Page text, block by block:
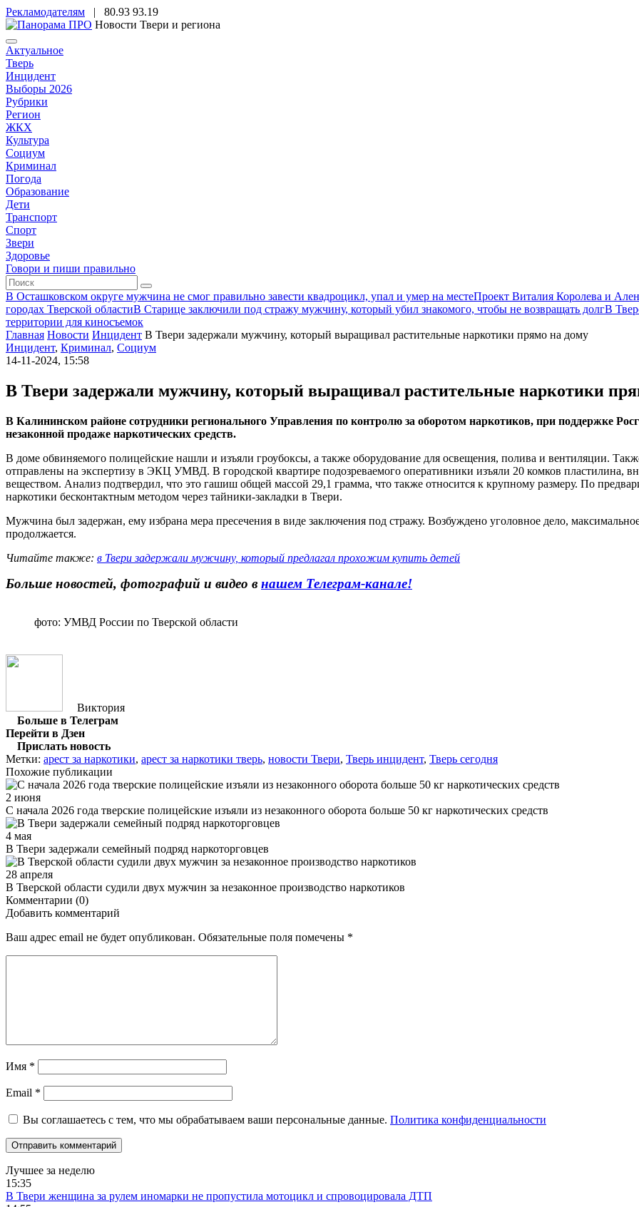
Рекламодателям | 80.93 93.19
Новости Твери и региона
Актуальное
Тверь
Инцидент
Выборы 2026
Рубрики
Регион
ЖКХ
Культура
Социум
Криминал
Погода
Образование
Дети
Транспорт
Спорт
Звери
Здоровье
Говори и пиши правильно
В Осташковском округе мужчина не смог правильно завести квадроцикл, упал и умер на местеПроект Виталия Королева и
городах Тверской областиВ Старице заключили под стражу мужчину, который убил знакомого, чтобы не возвращать долгВ
территории для киносъемок
Главная Новости Инцидент В Твери задержали мужчину, который выращивал растительные наркотики прямо на дому
Инцидент, Криминал, Социум
14-11-2024, 15:58
В Твери задержали мужчину, который выращивал растительные наркотики
В Калининском районе сотрудники регионального Управления по контролю за оборотом наркотиков, при поддержке
незаконной продаже наркотических средств.
В доме обвиняемого полицейские нашли и изъяли гроубоксы, а также оборудование для освещения, полива и вентиляции.
отправлены на экспертизу в ЭКЦ УМВД. В городской квартире подозреваемого оперативники изъяли 20 комков пластилина,
веществом. Анализ подтвердил, что это гашиш общей массой 29,1 грамма, что также относится к крупному размеру. По
наркотики бесконтактным методом через тайники-закладки в Твери.
Мужчина был задержан, ему избрана мера пресечения в виде заключения под стражу. Возбуждено уголовное дело,
продолжается.
Читайте также: в Твери задержали мужчину, который предлагал прохожим купить детей
Больше новостей, фотографий и видео в нашем Телеграм-канале!
фото: УМВД России по Тверской области
Виктория
Больше в Телеграм
Перейти в Дзен
Прислать новость
Метки: арест за наркотики, арест за наркотики тверь, новости Твери, Тверь инцидент, Тверь сегодня
Похожие публикации
2 июня
С начала 2026 года тверские полицейские изъяли из незаконного оборота больше 50 кг наркотических средств
4 мая
В Твери задержали семейный подряд наркоторговцев
28 апреля
В Тверской области судили двух мужчин за незаконное производство наркотиков
Комментарии (0)
Добавить комментарий
Ваш адрес email не будет опубликован. Обязательные поля помечены *
Имя *
Email *
Вы соглашаетесь с тем, что мы обрабатываем ваши персональные данные. Политика конфиденциальности
Лучшее за неделю
15:35
В Твери женщина за рулем иномарки не пропустила мотоцикл и спровоцировала ДТП